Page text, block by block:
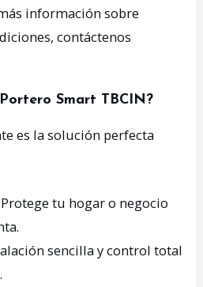
información sobre
contáctenos
Smart TBCIN?
es la solución perfecta
tu hogar o negocio
sencilla y control total